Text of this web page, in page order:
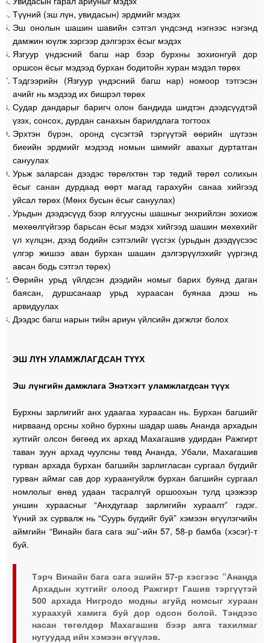
Түүний (эш лүн, увидасын) эрдмийг мэдэх
Эш онолын шашин шавийн сэтгэл үндсэнд нэгнээс нэгэнд
дамжин юүлж зэргээр дэлгэрэх ёсыг мэдэх
Язгуур үндэсний багш нар бээр бурхны зохионгуй дор
оршсон ёсыг мэдээд бурхан бодитойн хуран мэдэл төрөх
Тэдгээрийн (Язгуур үндэсний багш нар) номоор тэтгэсэн
ачийг нь мэдээд их бишрэл төрөх
Судар дандарыг баригч олон бандида шидтэн дээдсүүдтэй
үзэх, сонсох, дурдан санахын барилдлага тогтоох
Эрхтэн бүрэн, оронд сүсэгтэй тэргүүтэй өөрийн шүтээн
биеийн эрдмийг мэдээд номын шимийг авахыг дуртатган
сануулах
Урьж заларсан дээдэс төрөлхтөн тэр төдий төрөл солихын
ёсыг санан дурдаад өөрт магад гарахуйн санаа хийгээд
уйсал төрөх (Мөнх бусын ёсыг сануулах)
Урьдын дээдэсүүд бээр ялгуусны шашныг энхрийлэн зохиож
мөхөөлгүйгээр барьсан ёсыг мэдэх хийгээд шашин мөхөхийг
үл хүлцэн, дээд бодийн сэтгэлийг үүсгэх (урьдын дээдүүсээс
үлгэр жишээ аван бурхан шашин дэлгэрүүлэхийг үүргэнд
авсан бодь сэтгэл төрөх)
Өөрийн урьд үйлдсэн дээдийн номыг барих буянд даган
баясан, дуршсанаар урьд хураасан буянаа дээш нь
арвидуулах
Дээдэс багш нарын тийн ариун үйлсийн дэгжлэг болох
ЭШ ЛҮН УЛАМЖЛАГДСАН ТҮҮХ
Эш лүнгийн дамжлага Энэтхэгт уламжлагдсан түүх
Бурхны зарлигийг анх удаагаа хураасан нь. Бурхан багшийг
нирваанд орсны хойно бурхны шадар шавь Ананда архадын
хутгийг олсон бөгөөд их архад Махагашив удирдан Ражгирт
таван зуун архад чуулсны төвд Ананда, Убали, Махагашив
гурван архада бурхан багшийн зарлигласан сургаал бүгдийг
гурван аймаг сав дор хураангуйлж бурхан багшийн сургаал
номлолыг өнөд удаан тасралгүй оршоохын тулд цээжээр
уншин хураасныг “Анхдугаар зарлигийн хураалт” гэдэг.
Үүний эх сурвалж нь “Суурь бүгдийг буй” хэмээн өгүүлэгчийн
аймгийн “Винайн бага сага эш”-ийн 57, 58-р бамба (хэсэг)-т
буй.
Тэрч Винайн бага сага эшийн 57-р хэсгээс “Ананда
Архадын хутгийг олоод Ражгирт Гашив тэргүүтэй
500 архада Нигродо модны агуйд номсыг хураан
хураахуй хамига буй дор одсон болой. Тэндээс
насан төгөлдөр Махагашив бээр аяга тахилмаг
нугуудад ийн хэмээн өгүүлэв.